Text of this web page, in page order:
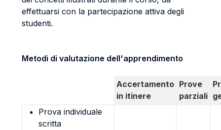
effettuarsi con la partecipazione attiva degli
studenti.
Metodi di valutazione dell'apprendimento
Accertamento
in itinere
Prove
parziali
Prova individuale
scritta